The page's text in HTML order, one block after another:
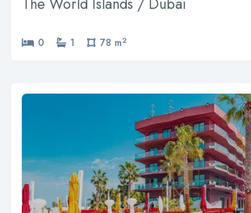
The World Islands / Dubai
0 1 78 m2